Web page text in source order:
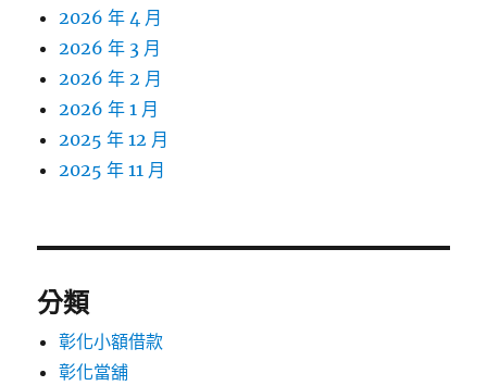
2026 年 4 月
2026 年 3 月
2026 年 2 月
2026 年 1 月
2025 年 12 月
2025 年 11 月
分類
彰化小額借款
彰化當舖